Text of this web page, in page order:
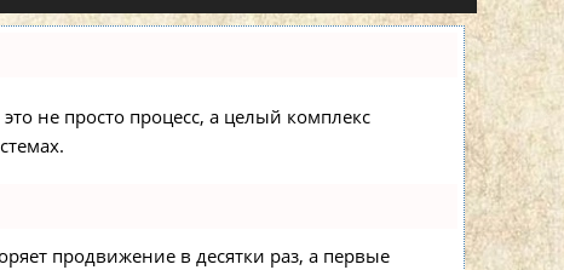
не просто процесс, а целый комплекс
продвижение в десятки раз, а первые